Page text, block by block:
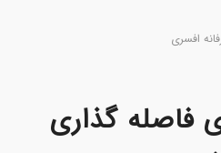
افسری
فاصله گذاری